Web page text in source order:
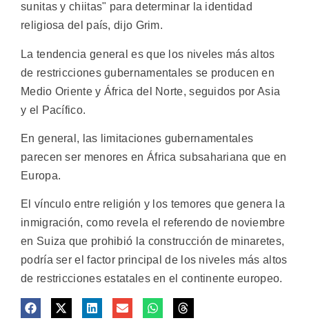
sunitas y chiitas" para determinar la identidad
religiosa del país, dijo Grim.
La tendencia general es que los niveles más altos
de restricciones gubernamentales se producen en
Medio Oriente y África del Norte, seguidos por Asia
y el Pacífico.
En general, las limitaciones gubernamentales
parecen ser menores en África subsahariana que en
Europa.
El vínculo entre religión y los temores que genera la
inmigración, como revela el referendo de noviembre
en Suiza que prohibió la construcción de minaretes,
podría ser el factor principal de los niveles más altos
de restricciones estatales en el continente europeo.